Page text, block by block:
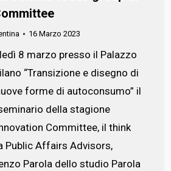
16 Marzo 2023
8 marzo presso il Palazzo
“Transizione e disegno di
forme di autoconsumo” il
della stagione
Committee, il think
Public Affairs Advisors,
Parola dello studio Parola